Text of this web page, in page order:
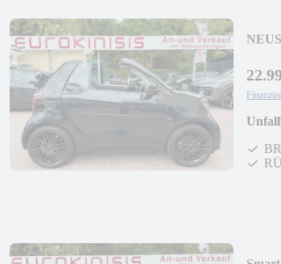
NEU